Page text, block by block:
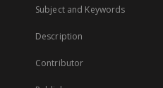
Subject and Keywords
Description
Contributor